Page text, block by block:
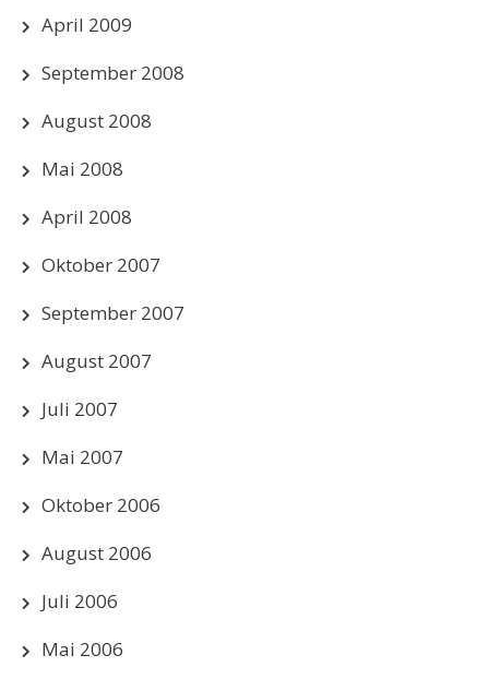
April 2009
September 2008
August 2008
Mai 2008
April 2008
Oktober 2007
September 2007
August 2007
Juli 2007
Mai 2007
Oktober 2006
August 2006
Juli 2006
Mai 2006